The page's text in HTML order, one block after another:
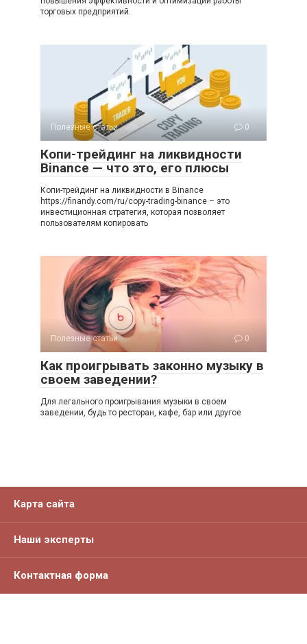
торговых предприятий.
Полезные статьи 0
Копи-трейдинг на ликвидности
Binance — что это, его плюсы
Копи-трейдинг на ликвидности в Binance
https://finandy.com/ru/copy-trading-binance – это
инвестиционная стратегия, которая позволяет
пользователям копировать
Полезные статьи 0
Как проигрывать законно музыку в
своем заведении?
Для легального проигрывания музыки в своем
заведении, будь то ресторан, кафе, бар или другое
Карта сайта
Наши эксперты
Контактная форма